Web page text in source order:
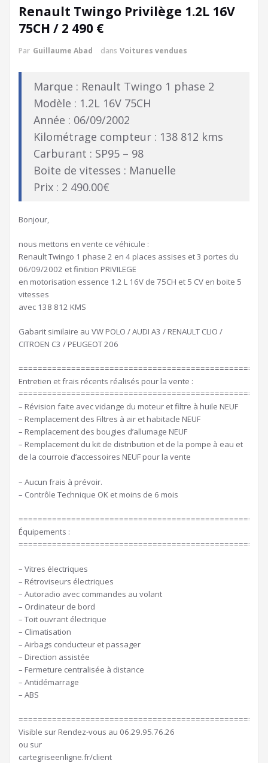
Renault Twingo Privilège 1.2L 16V
75CH / 2 490 €
Par Guillaume Abad dans Voitures vendues
Marque : Renault Twingo 1 phase 2
Modèle : 1.2L 16V 75CH
Année : 06/09/2002
Kilométrage compteur : 138 812 kms
Carburant : SP95 – 98
Boite de vitesses : Manuelle
Prix : 2 490.00€
Bonjour,
nous mettons en vente ce véhicule :
Renault Twingo 1 phase 2 en 4 places assises et 3 portes du
06/09/2002 et finition PRIVILEGE
en motorisation essence 1.2 L 16V de 75CH et 5 CV en boite 5
vitesses
avec 138 812 KMS
Gabarit similaire au VW POLO / AUDI A3 / RENAULT CLIO /
CITROEN C3 / PEUGEOT 206
Entretien et frais récents réalisés pour la vente :
– Révision faite avec vidange du moteur et filtre à huile NEUF
– Remplacement des Filtres à air et habitacle NEUF
– Remplacement des bougies d’allumage NEUF
– Remplacement du kit de distribution et de la pompe à eau et
de la courroie d’accessoires NEUF pour la vente
– Aucun frais à prévoir.
– Contrôle Technique OK et moins de 6 mois
Équipements :
– Vitres électriques
– Rétroviseurs électriques
– Autoradio avec commandes au volant
– Ordinateur de bord
– Toit ouvrant électrique
– Climatisation
– Airbags conducteur et passager
– Direction assistée
– Fermeture centralisée à distance
– Antidémarrage
– ABS
Visible sur Rendez-vous au 06.29.95.76.26
ou sur
cartegriseenligne.fr/client